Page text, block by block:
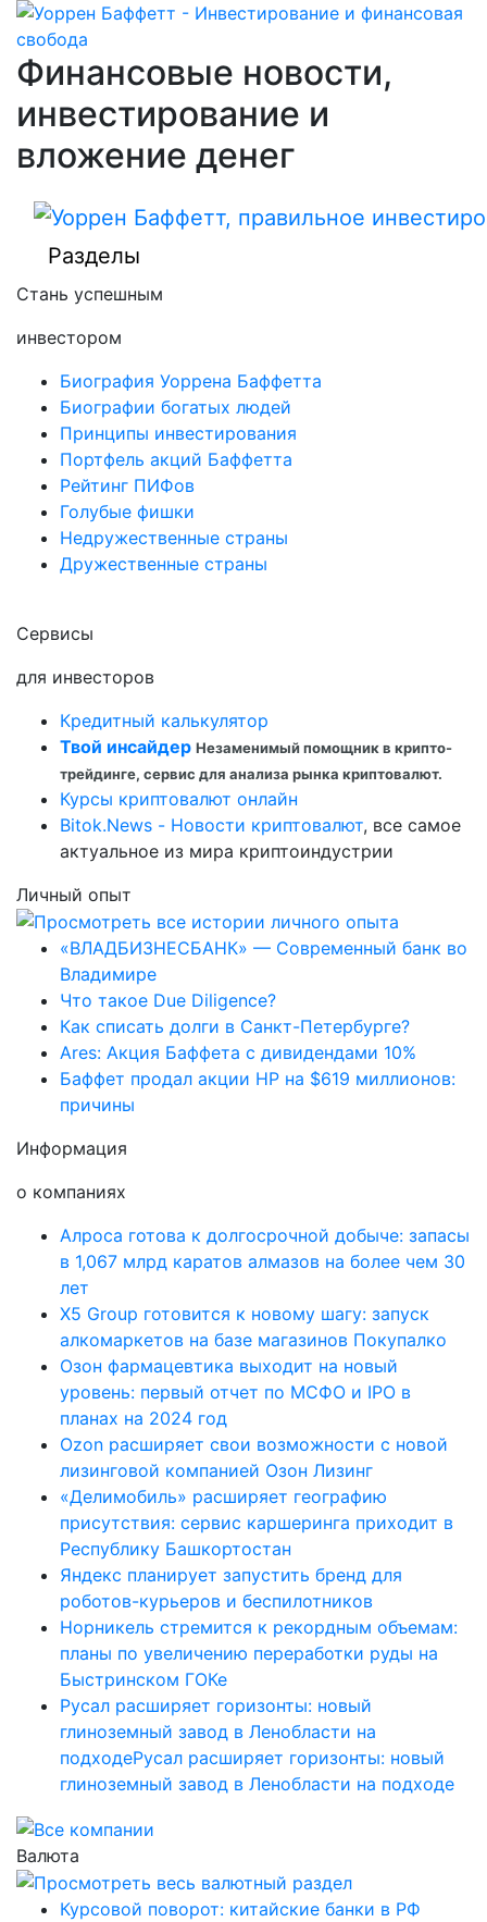
Финансовые новости,
инвестирование и
вложение денег
Разделы
Стань успешным
инвестором
Биография Уоррена Баффетта
Биографии богатых людей
Принципы инвестирования
Портфель акций Баффетта
Рейтинг ПИФов
Голубые фишки
Недружественные страны
Дружественные страны
Сервисы
для инвесторов
Кредитный калькулятор
Твой инсайдер Незаменимый помощник в крипто-
трейдинге, сервис для анализа рынка криптовалют.
Курсы криптовалют онлайн
Bitok.News - Новости криптовалют, все самое
актуальное из мира криптоиндустрии
Личный опыт
«ВЛАДБИЗНЕСБАНК» — Современный банк во
Владимире
Что такое Due Diligence?
Как списать долги в Санкт-Петербурге?
Ares: Акция Баффета с дивидендами 10%
Баффет продал акции HP на $619 миллионов:
причины
Информация
о компаниях
Алроса готова к долгосрочной добыче: запасы
в 1,067 млрд каратов алмазов на более чем 30
лет
X5 Group готовится к новому шагу: запуск
алкомаркетов на базе магазинов Покупалко
Озон фармацевтика выходит на новый
уровень: первый отчет по МСФО и IPO в
планах на 2024 год
Ozon расширяет свои возможности с новой
лизинговой компанией Озон Лизинг
«Делимобиль» расширяет географию
присутствия: сервис каршеринга приходит в
Республику Башкортостан
Яндекс планирует запустить бренд для
роботов-курьеров и беспилотников
Норникель стремится к рекордным объемам:
планы по увеличению переработки руды на
Быстринском ГОКе
Русал расширяет горизонты: новый
глиноземный завод в Ленобласти на
подходеРусал расширяет горизонты: новый
глиноземный завод в Ленобласти на подходе
Валюта
Курсовой поворот: китайские банки в РФ